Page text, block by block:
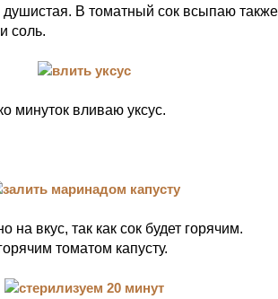
В томатный сок всыпаю также
соль.
минуток вливаю уксус.
на вкус, так как сок будет горячим.
томатом капусту.